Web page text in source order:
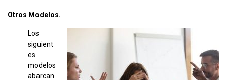
Otros Modelos.
Los
siguient
es
modelos
abarcan